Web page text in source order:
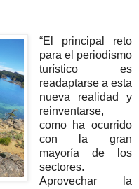
“El principal reto
para el periodismo
turístico es
readaptarse a esta
nueva realidad y
reinventarse,
como ha ocurrido
con la gran
mayoría de los
sectores.
Aprovechar la